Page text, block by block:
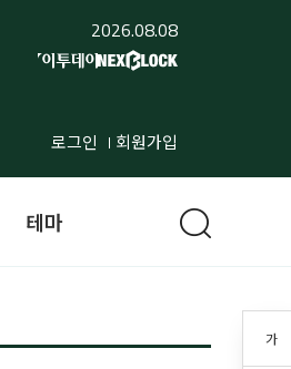
2026.08.08
로그인 회원가입
가
테마